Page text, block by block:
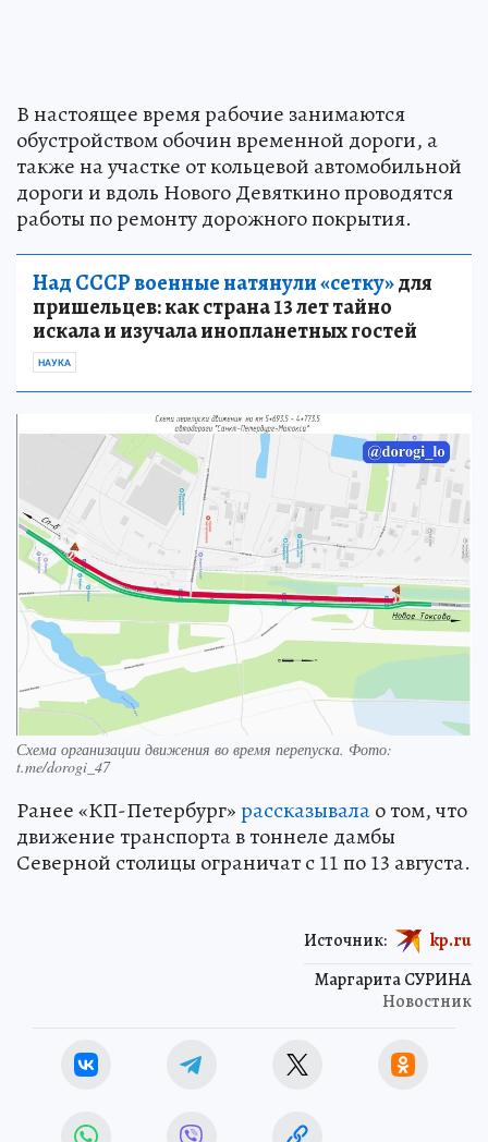
В настоящее время рабочие занимаются
обустройством обочин временной дороги, а
также на участке от кольцевой автомобильной
дороги и вдоль Нового Девяткино проводятся
работы по ремонту дорожного покрытия.
Над СССР военные натянули «сетку»для
пришельцев: как страна 13 лет тайно
искала и изучала инопланетных гостей
НАУКА
Схема организации движения во время перепуска. Фото:
t.me/dorogi_47
Ранее «КП-Петербург»рассказывалао том, что
движение транспорта в тоннеле дамбы
Северной столицы ограничат с 11 по 13 августа.
Маргарита СУРИНА
Новостник
Источник: kp.ru